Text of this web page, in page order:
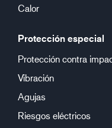
Calor
Protección especial
Protección contra
Vibración
Agujas
Riesgos eléctricos